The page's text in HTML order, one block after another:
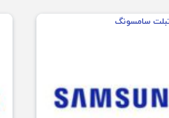
سامسونگ